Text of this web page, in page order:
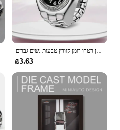
וינטג 'פאנק אצבע שעון מיני אלסטי רצועת סגסוגת שעונים כמה טבעות תכשיטים שעון רטרו רומן קוורץ טבעות נשים גברים
₪3.63